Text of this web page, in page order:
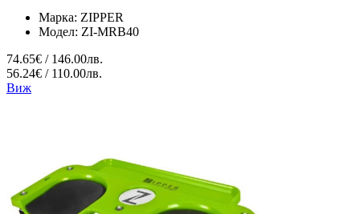
Марка: ZIPPER
Модел: ZI-MRB40
74.65€ / 146.00лв.
56.24€ / 110.00лв.
Виж